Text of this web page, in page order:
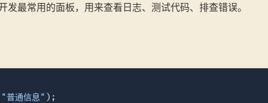
发最常用的面板，用来查看日志、测试代码、排查错误。
"普通信息"